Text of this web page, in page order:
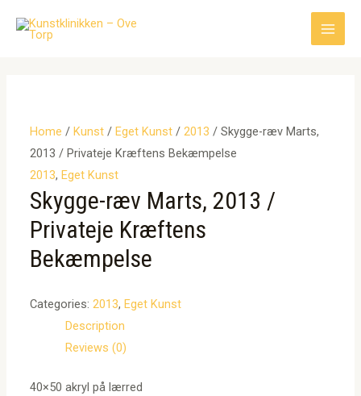
Main
Home /Kunst /Eget Kunst /2013 / Skygge-ræv Marts,
2013 / Privateje Kræftens Bekæmpelse
2013,Eget Kunst
Skygge-ræv Marts, 2013 /
Privateje Kræftens
Bekæmpelse
Categories:2013,Eget Kunst
Description
Reviews (0)
40×50 akryl på lærred